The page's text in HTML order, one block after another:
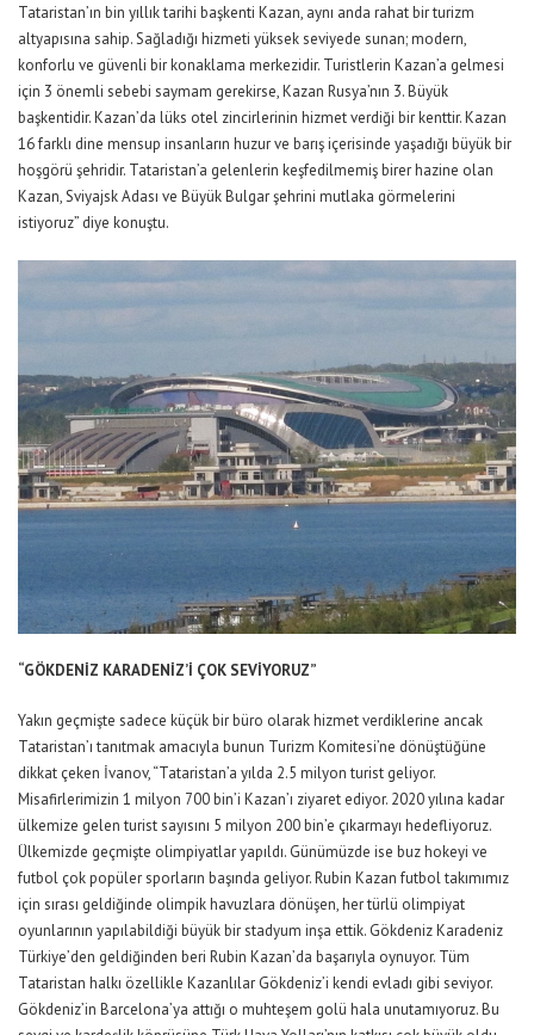
Tataristan’ın bin yıllık tarihi başkenti Kazan, aynı anda rahat bir turizm
altyapısına sahip. Sağladığı hizmeti yüksek seviyede sunan; modern,
konforlu ve güvenli bir konaklama merkezidir. Turistlerin Kazan’a gelmesi
için 3 önemli sebebi saymam gerekirse, Kazan Rusya’nın 3. Büyük
başkentidir. Kazan’da lüks otel zincirlerinin hizmet verdiği bir kenttir. Kazan
16 farklı dine mensup insanların huzur ve barış içerisinde yaşadığı büyük bir
hoşgörü şehridir. Tataristan’a gelenlerin keşfedilmemiş birer hazine olan
Kazan, Sviyajsk Adası ve Büyük Bulgar şehrini mutlaka görmelerini
istiyoruz” diye konuştu.
“GÖKDENİZ KARADENİZ’İ ÇOK SEVİYORUZ”
Yakın geçmişte sadece küçük bir büro olarak hizmet verdiklerine ancak
Tataristan’ı tanıtmak amacıyla bunun Turizm Komitesi’ne dönüştüğüne
dikkat çeken İvanov, “Tataristan’a yılda 2.5 milyon turist geliyor.
Misafirlerimizin 1 milyon 700 bin’i Kazan’ı ziyaret ediyor. 2020 yılına kadar
ülkemize gelen turist sayısını 5 milyon 200 bin’e çıkarmayı hedefliyoruz.
Ülkemizde geçmişte olimpiyatlar yapıldı. Günümüzde ise buz hokeyi ve
futbol çok popüler sporların başında geliyor. Rubin Kazan futbol takımımız
için sırası geldiğinde olimpik havuzlara dönüşen, her türlü olimpiyat
oyunlarının yapılabildiği büyük bir stadyum inşa ettik. Gökdeniz Karadeniz
Türkiye’den geldiğinden beri Rubin Kazan’da başarıyla oynuyor. Tüm
Tataristan halkı özellikle Kazanlılar Gökdeniz’i kendi evladı gibi seviyor.
Gökdeniz’in Barcelona’ya attığı o muhteşem golü hala unutamıyoruz. Bu